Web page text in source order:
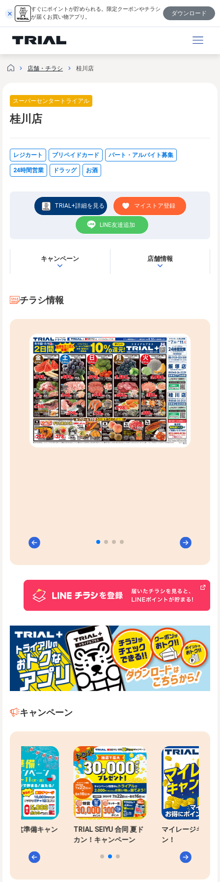
を
キ
すぐにポイントが貯められる。限定クーポンやチラシ
が届くお買い物アプリ。
ダウンロード
店舗・チラシ 桂川店
スーパーセンタートライアル
桂川店
レジカート プリペイドカード パート・アルバイト募集
24時間営業 ドラッグ お酒
TRIAL+詳細を見る マイストア登録
LINE友達追加
キャンペーン 店舗情報
チラシ情報
キャンペーン
お盆準備キャン
TRIAL SEIYU 合同 夏ド
カン！キャンペーン
マイレージキャン
ン！